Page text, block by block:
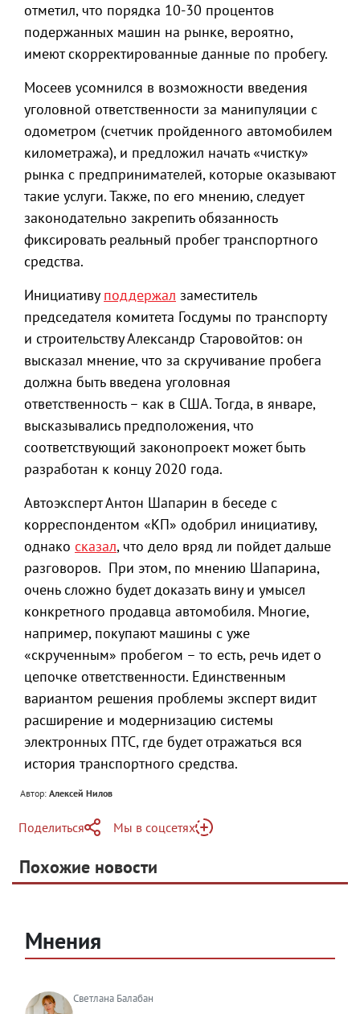
отметил, что порядка 10-30 процентов
подержанных машин на рынке, вероятно,
имеют скорректированные данные по пробегу.
Мосеев усомнился в возможности введения
уголовной ответственности за манипуляции с
одометром (счетчик пройденного автомобилем
километража), и предложил начать «чистку»
рынка с предпринимателей, которые оказывают
такие услуги. Также, по его мнению, следует
законодательно закрепить обязанность
фиксировать реальный пробег транспортного
средства.
Инициативу поддержал заместитель
председателя комитета Госдумы по транспорту
и строительству Александр Старовойтов: он
высказал мнение, что за скручивание пробега
должна быть введена уголовная
ответственность – как в США. Тогда, в январе,
высказывались предположения, что
соответствующий законопроект может быть
разработан к концу 2020 года.
Автоэксперт Антон Шапарин в беседе с
корреспондентом «КП» одобрил инициативу,
однако сказал, что дело вряд ли пойдет дальше
разговоров. При этом, по мнению Шапарина,
очень сложно будет доказать вину и умысел
конкретного продавца автомобиля. Многие,
например, покупают машины с уже
«скрученным» пробегом – то есть, речь идет о
цепочке ответственности. Единственным
вариантом решения проблемы эксперт видит
расширение и модернизацию системы
электронных ПТС, где будет отражаться вся
история транспортного средства.
Автор: Алексей Нилов
Поделиться
Telegram
Одноклассники
Мы в соцсетях
Яндекс Дзен
Похожие новости
Мнения
Светлана Балабан